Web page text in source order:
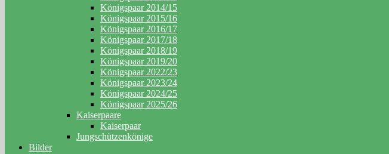
Königspaar 2014/15
Königspaar 2015/16
Königspaar 2016/17
Königspaar 2017/18
Königspaar 2018/19
Königspaar 2019/20
Königspaar 2022/23
Königspaar 2023/24
Königspaar 2024/25
Königspaar 2025/26
Kaiserpaare
Kaiserpaar
Jungschützenkönige
Bilder